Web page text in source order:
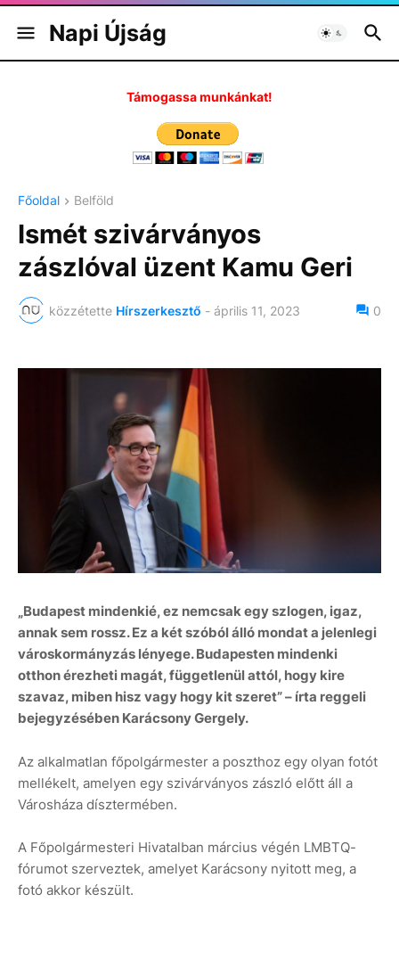
Napi Újság
Támogassa munkánkat!
Főoldal Belföld
Ismét szivárványos
zászlóval üzent Kamu Geri
közzétette Hírszerkesztő - április 11, 2023 0
„Budapest mindenkié, ez nemcsak egy szlogen, igaz,
annak sem rossz. Ez a két szóból álló mondat a jelenlegi
városkormányzás lényege. Budapesten mindenki
otthon érezheti magát, függetlenül attól, hogy kire
szavaz, miben hisz vagy hogy kit szeret” – írta reggeli
bejegyzésében Karácsony Gergely.
Az alkalmatlan főpolgármester a poszthoz egy olyan fotót
mellékelt, amelyen egy szivárványos zászló előtt áll a
Városháza dísztermében.
A Főpolgármesteri Hivatalban március végén LMBTQ-
fórumot szerveztek, amelyet Karácsony nyitott meg, a
fotó akkor készült.